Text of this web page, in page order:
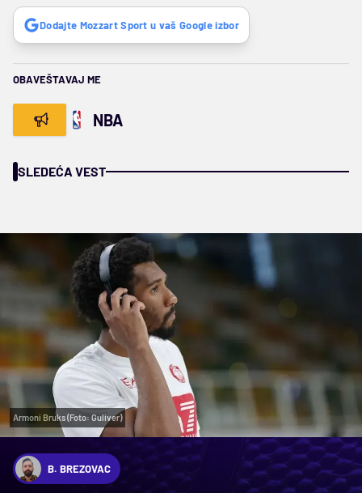
Dodajte Mozzart Sport u vaš Google izbor
OBAVEŠTAVAJ ME
NBA
SLEDEĆA VEST
Armoni Bruks (Foto: Guliver)
B. BREZOVAC